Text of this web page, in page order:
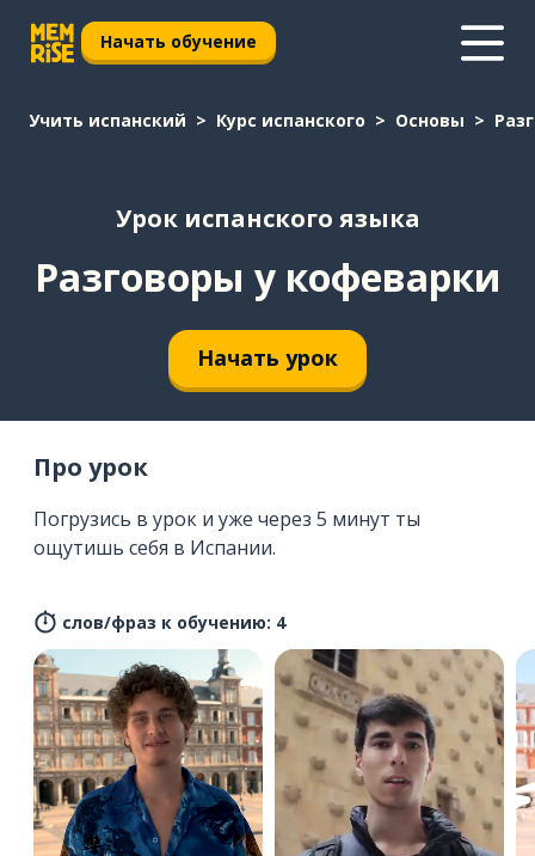
Начать обучение
Учить испанский Курс испанского Основы
Урок испанского языка
Разговоры у кофеварки
Начать урок
Про урок
Погрузись в урок и уже через 5 минут ты
ощутишь себя в Испании.
слов/фраз к обучению: 4